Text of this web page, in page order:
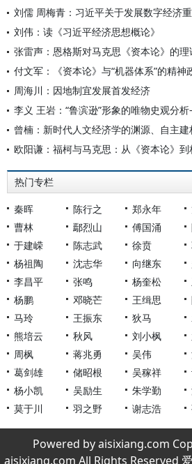
刘伟：读《习近平经济思想概论》
张雷声：恩格斯对马克思《资本论》的理
付文军：《资本论》与“机器体系”的精神
周海川：因地制宜发展首发经济
欧阳谦：福柯与马克思：从《资本论》
热门专栏
秦晖 陈行之 郑永年
曹林
鄢烈山 傅国涌
于建嵘
陈志武 徐贲
杨祖陶
沈志华 向继东
李昌平
张鸣 杨奎松
杨鹏
邓晓芒 王缉思
马玲
王振东 狄马
熊培云
秋风 刘小枫
周枫
蒋兆勇 吴伟
葛剑雄
储昭根 吴稼祥
杨小凯
吴励生 朱学勤
莫于川
羽之野 谢志浩
Powered by aisixiang.com
aisixiang.com All Rights Reserved